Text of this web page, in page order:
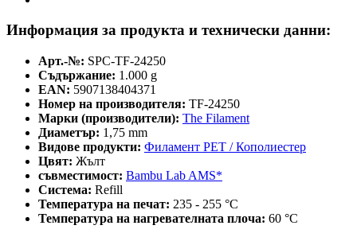
Информация за продукта и технически данни:
Арт.-№: SPC-TF-24250
Съдържание: 1.000 g
EAN: 5907138404371
Номер на производителя: TF-24250
Марки (производители): The Filament
Диаметър: 1,75 mm
Видове продукти: Филамент PET / Кополиестер
Цвят: Жълт
съвместимост: Bambu Lab AMS*
Система: Refill
Температура на печат: 235 - 255 °C
Температура на нагревателната плоча: 60 °C